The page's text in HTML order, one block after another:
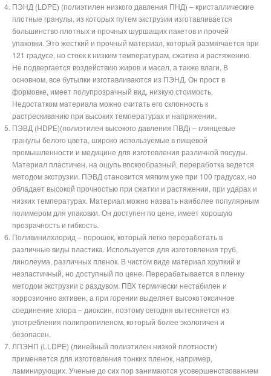
ПЭНД (LDPE) (полиэтилен низкого давления ПНД) – кристаллические
плотные гранулы, из которых путем экструзии изготавливается
большинство плотных и прочных шуршащих пакетов и прочей
упаковки. Это жесткий и прочный материал, который размягчается при
121 градусе, но стоек к низким температурам, сжатию и растяжению.
Не подвергается воздействию жиров и масел, а также влаги. В
основном, все бутылки изготавливаются из ПЭНД. Он прост в
формовке, имеет полупрозрачный вид, низкую стоимость.
Недостатком материала можно считать его склонность к
растрескиванию при высоких температурах и напряжении.
ПЭВД (HDPE)(полиэтилен высокого давления ПВД) – глянцевые
гранулы белого цвета, широко используемые в пищевой
промышленности и медицине для изготовления различной посуды.
Материал пластичен, на ощупь воскообразный, переработка ведется
методом экструзии. ПЭВД становится мягким уже при 100 градусах, но
обладает высокой прочностью при сжатии и растяжении, при ударах и
низких температурах. Материал можно назвать наиболее популярным
полимером для упаковки. Он доступен по цене, имеет хорошую
прозрачность и гибкость.
Поливинилхлорид – порошок, который легко переработать в
различные виды пластика. Используется для изготовления труб,
линолеума, различных пленок. В чистом виде материал хрупкий и
неэластичный, но доступный по цене. Перерабатывается в пленку
методом экструзии с раздувом. ПВХ термически нестабилен и
коррозионно активен, а при горении выделяет высокотоксичное
соединение хлора – диоксин, поэтому сегодня вытесняется из
употребления полипропиленом, который более экологичен и
безопасен.
ЛПЭНП (LLDPE) (линейный полиэтилен низкой плотности)
применяется для изготовления тонких пленок, например,
ламинирующих. Ученые до сих пор занимаются усовершенствованием